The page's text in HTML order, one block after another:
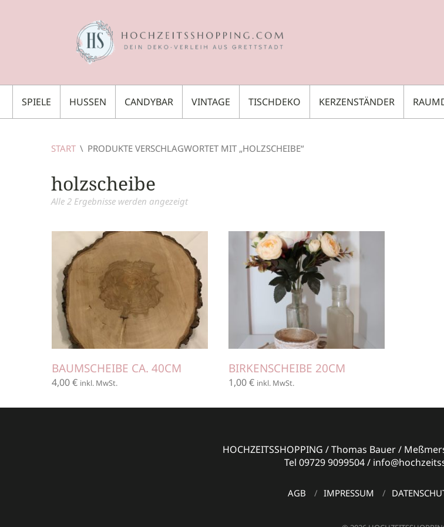
SPIELE HUSSEN CANDYBAR VINTAGE TISCHDEKO KERZENSTÄNDER
START \ PRODUKTE VERSCHLAGWORTET MIT „HOLZSCHEIBE“
holzscheibe
Alle 2 Ergebnisse werden angezeigt
BAUMSCHEIBE CA. 40CM
4,00€ inkl. MwSt.
BIRKENSCHEIBE 20CM
1,00€ inkl. MwSt.
HOCHZEITSSHOPPING / Thomas Bauer /
Tel 09729 9099504 /
AGB IMPRESSUM